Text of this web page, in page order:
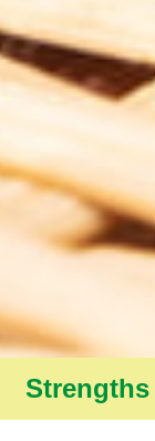
Strengths